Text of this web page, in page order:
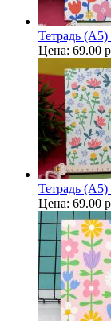
Тетрадь
Цена: 69.00
Тетрадь
Цена: 69.00